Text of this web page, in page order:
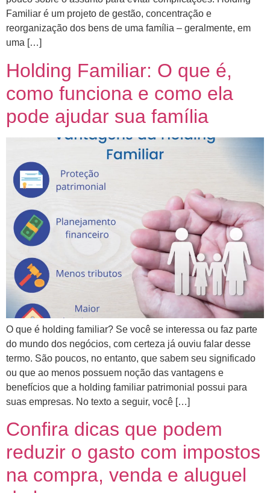
Familiar é um projeto de gestão, concentração e
reorganização dos bens de uma família – geralmente, em
uma […]
Holding Familiar: O que é,
como funciona e como ela
pode ajudar sua família
O que é holding familiar? Se você se interessa ou faz parte
do mundo dos negócios, com certeza já ouviu falar desse
termo. São poucos, no entanto, que sabem seu significado
ou que ao menos possuem noção das vantagens e
benefícios que a holding familiar patrimonial possui para
suas empresas. No texto a seguir, você […]
Confira dicas que podem
reduzir o gasto com impostos
na compra, venda e aluguel